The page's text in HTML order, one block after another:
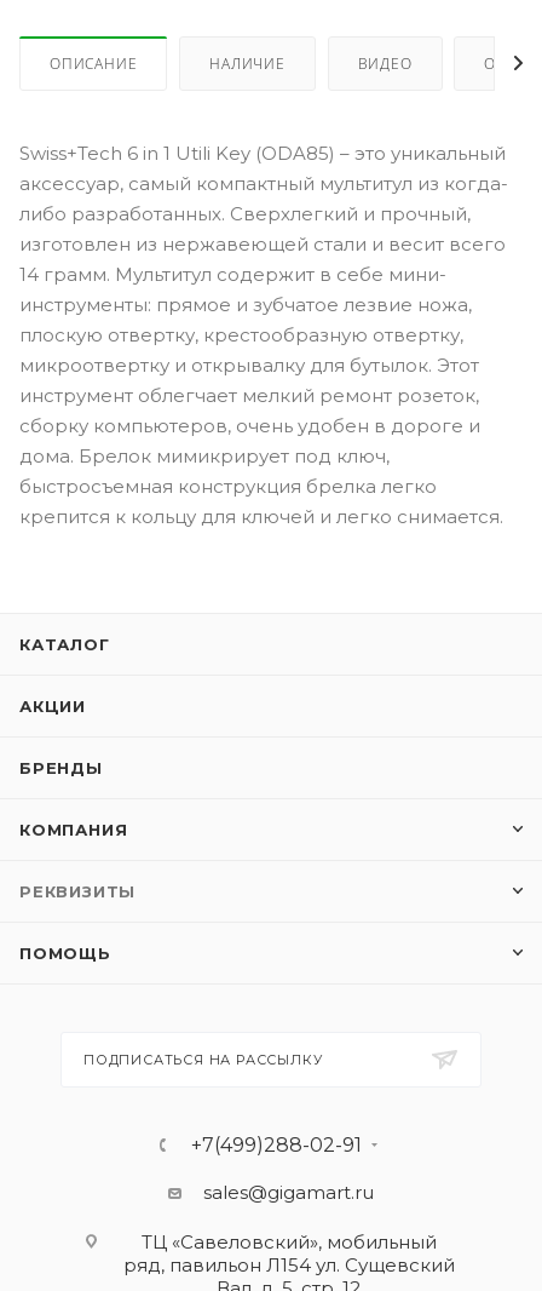
ОПИСАНИЕ НАЛИЧИЕ ВИДЕО
Swiss+Tech 6 in 1 Utili Key (ODA85) – это уникальный
аксессуар, самый компактный мультитул из когда-
либо разработанных. Сверхлегкий и прочный,
изготовлен из нержавеющей стали и весит всего
14 грамм. Мультитул содержит в себе мини-
инструменты: прямое и зубчатое лезвие ножа,
плоскую отвертку, крестообразную отвертку,
микроотвертку и открывалку для бутылок. Этот
инструмент облегчает мелкий ремонт розеток,
сборку компьютеров, очень удобен в дороге и
дома. Брелок мимикрирует под ключ,
быстросъемная конструкция брелка легко
крепится к кольцу для ключей и легко снимается.
КАТАЛОГ
АКЦИИ
БРЕНДЫ
КОМПАНИЯ
РЕКВИЗИТЫ
ПОМОЩЬ
ПОДПИСАТЬСЯ НА РАССЫЛКУ
+7(499)288-02-91
sales@gigamart.ru
ТЦ «Савеловский», мобильный
ряд, павильон Л154 ул. Сущевский